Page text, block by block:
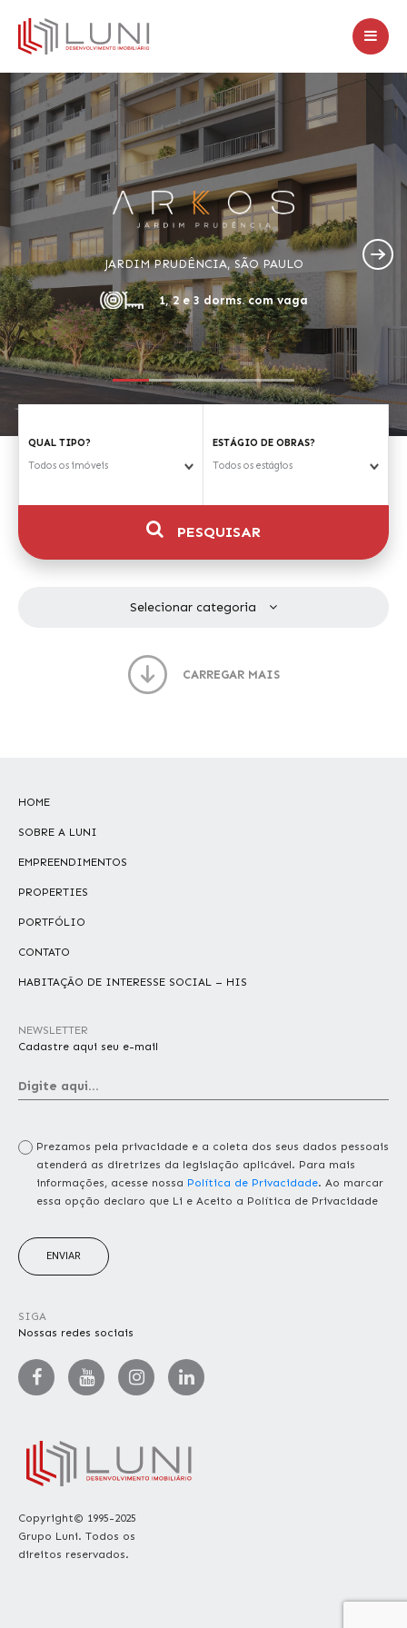
JARDIM PRUDÊNCIA, SÃO PAULO
1, 2 e 3 dorms. com vaga
QUAL TIPO?
Todos os imóveis
ESTÁGIO DE OBRAS?
Todos os estágios
PESQUISAR
Selecionar categoria
CARREGAR MAIS
Copyright© 1995-2025
Grupo Luni. Todos os
direitos reservados.
HOME
SOBRE A LUNI
EMPREENDIMENTOS
PROPERTIES
PORTFÓLIO
CONTATO
HABITAÇÃO DE INTERESSE SOCIAL – HIS
NEWSLETTER
Cadastre aqui seu e-mail
Prezamos pela privacidade e a coleta dos seus dados pessoais
atenderá as diretrizes da legislação aplicável. Para mais
informações, acesse nossa Política de Privacidade. Ao marcar
essa opção declaro que Li e Aceito a Política de Privacidade
ENVIAR
SIGA
Nossas redes sociais